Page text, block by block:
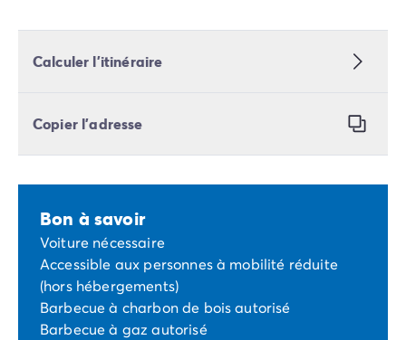
Calculer l’itinéraire
Copier l’adresse
Bon à savoir
Voiture nécessaire
Accessible aux personnes à mobilité réduite
(hors hébergements)
Barbecue à charbon de bois autorisé
Barbecue à gaz autorisé